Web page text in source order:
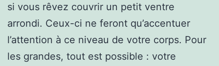
si vous rêvez couvrir un petit ventre
arrondi. Ceux-ci ne feront qu’accentuer
l’attention à ce niveau de votre corps. Pour
les grandes, tout est possible : votre